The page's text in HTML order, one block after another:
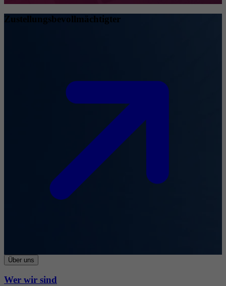
Zustellungsbevollmächtigter
Über uns
Wer wir sind